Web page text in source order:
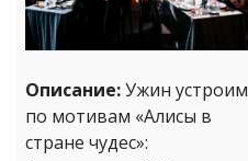
Описание:Ужин устроим
по мотивам «Алисы в
стране чудес»: